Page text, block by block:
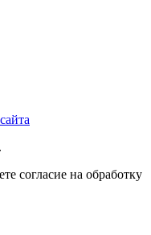
согласие на обработку